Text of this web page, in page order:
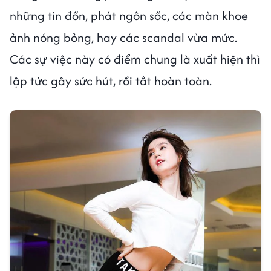
những tin đồn, phát ngôn sốc, các màn khoe
ảnh nóng bỏng, hay các scandal vừa mức.
Các sự việc này có điểm chung là xuất hiện thì
lập tức gây sức hút, rồi tắt hoàn toàn.